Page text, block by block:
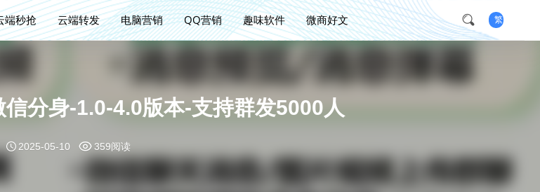
端秒抢 云端转发 电脑营销 QQ营销 趣味软件 微商好文 繁
分身-1.0-4.0版本-支持群发5000人
2025-05-10 359阅读